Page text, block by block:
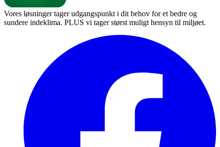
Vores løsninger tager udgangspunkt i dit behov for et bedre og
sundere indeklima. PLUS vi tager størst muligt hensyn til miljøet.